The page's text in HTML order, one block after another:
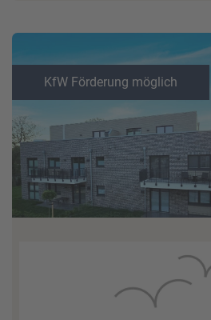
KfW Förderung möglich